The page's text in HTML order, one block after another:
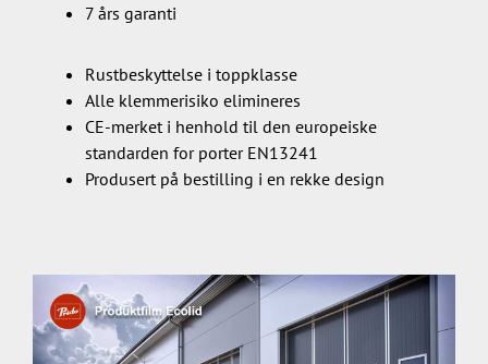
7 års garanti
Rustbeskyttelse i toppklasse
Alle klemmerisiko elimineres
CE-merket i henhold til den europeiske
standarden for porter EN13241
Produsert på bestilling i en rekke design